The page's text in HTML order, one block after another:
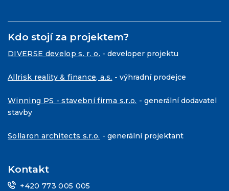
Kdo stojí za projektem?
DIVERSE develop s. r. o. - developer projektu
Allrisk reality & finance, a.s. - výhradní prodejce
Winning PS - stavební firma s.r.o. - generální dodavatel
stavby
Sollaron architects s.r.o. - generální projektant
Kontakt
+420 773 005 005